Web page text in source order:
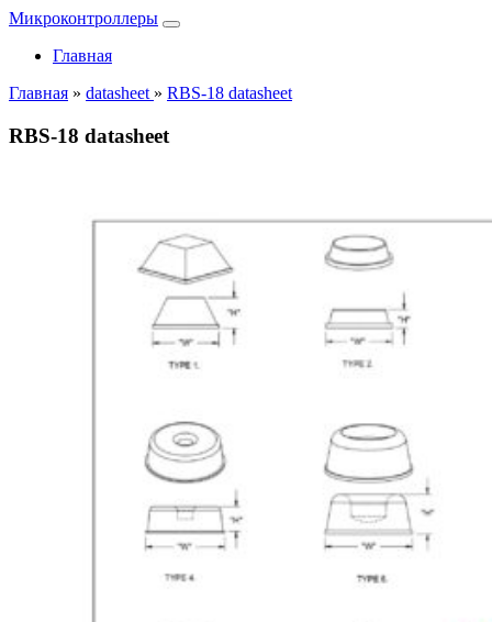
Микроконтроллеры
Главная
Главная » datasheet » RBS-18 datasheet
RBS-18 datasheet